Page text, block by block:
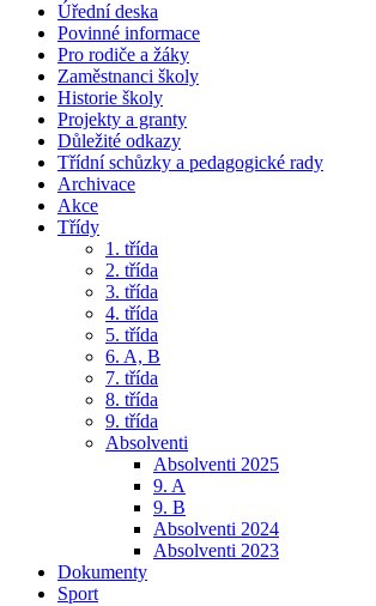
Úřední deska
Povinné informace
Pro rodiče a žáky
Zaměstnanci školy
Historie školy
Projekty a granty
Důležité odkazy
Třídní schůzky a pedagogické rady
Archivace
Akce
Třídy
1. třída
2. třída
3. třída
4. třída
5. třída
6. A, B
7. třída
8. třída
9. třída
Absolventi
Absolventi 2025
9. A
9. B
Absolventi 2024
Absolventi 2023
Dokumenty
Sport